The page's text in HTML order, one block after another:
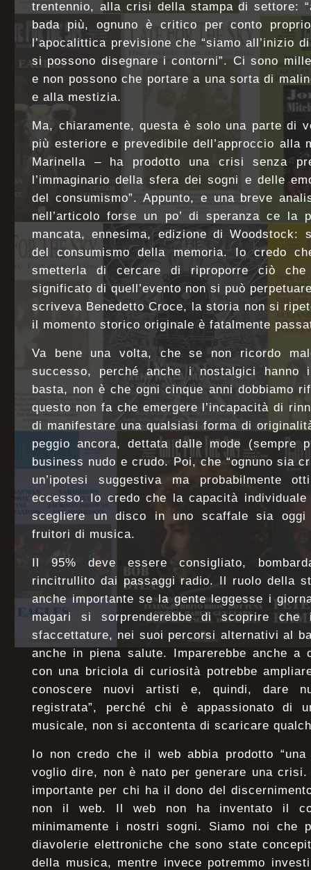
trentennio, alla crisi della stampa di settore:
bada più, ognuno è critico per conto
l’apocalittica previsione che “siamo all’inizio
si possono disegnare i contorni”. Ci sono
e non possono che portare a una sorta di
e alla mestizia.
Ma, chiaramente, questa è solo una parte di
più esteriore e prevedibile dell’approccio alla
Marinella – ha prodotto una crisi senza
l’immaginario della sfera dei sogni e delle
del consumismo”. Appunto, e una breve
nell’articolo forse un po’ di speranza ce la
mancata, ennesima, edizione di
del consumismo della memoria. Io credo
smetterla di cercare di riproporre ciò
significato di quell’evento non si può
scriveva Benedetto Croce, la storia non si
il momento storico originale è fatalmente
Va bene una volta, che se non ricordo
successo, perché anche i nostalgici
basta, non è che ogni cinque anni dobbiamo
questo non fa che emergere l’incapacità di
di manifestare una qualsiasi forma di
peggio ancora, dettata dalle mode (sempre
business nudo e crudo. Poi, che “ognuno sia
un’ipotesi suggestiva ma probabilmente
eccesso. Io credo che la capacità individuale
scegliere un disco in uno scaffale sia
fruitori di musica.
Il 95% deve essere consigliato,
rincitrullito dai passaggi radio. Il ruolo della
anche importante se la gente leggesse i
magari si sorprenderebbe di scoprire
sfaccettature, nei suoi percorsi alternativi al
anche in piena salute. Imparerebbe anche a
con una briciola di curiosità potrebbe
conoscere nuovi artisti e, quindi, dare
registrata”, perché chi è appassionato di
musicale, non si accontenta di scaricare
Io non credo che il web abbia prodotto
voglio dire, non è nato per generare una
importante per chi ha il dono del
non il web. Il web non ha inventato il
minimamente i nostri sogni. Siamo noi che
diavolerie elettroniche che sono state
della musica, mentre invece potremmo